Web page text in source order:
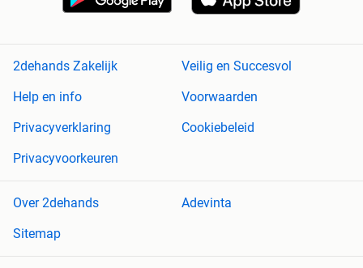
2dehands Zakelijk
Veilig en Succesvol
Help en info
Voorwaarden
Privacyverklaring
Cookiebeleid
Privacyvoorkeuren
Over 2dehands
Adevinta
Sitemap